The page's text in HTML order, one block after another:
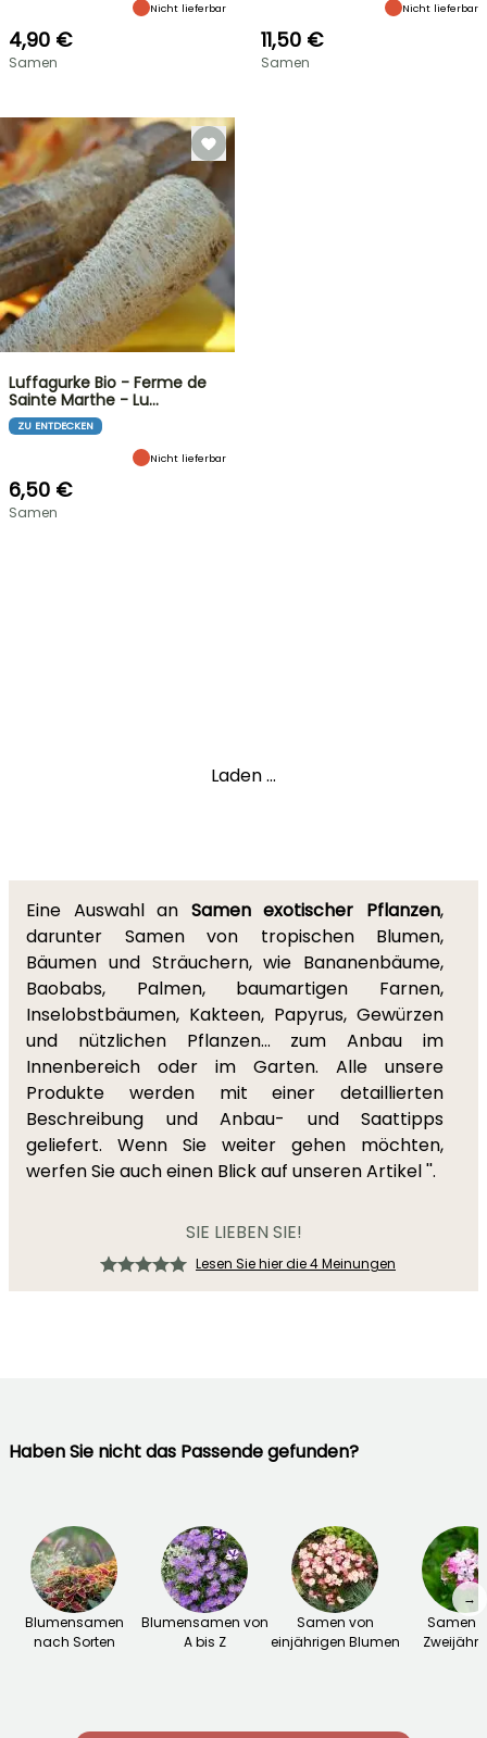
Nicht lieferbar
4,90 €
Samen
Nicht lieferbar
11,50 €
Samen
Luffagurke Bio - Ferme de
Sainte Marthe - Lu…
ZU ENTDECKEN
Nicht lieferbar
6,50 €
Samen
Laden ...
Eine Auswahl an Samen exotischer Pflanzen,
darunter Samen von tropischen Blumen,
Bäumen und Sträuchern, wie Bananenbäume,
Baobabs, Palmen, baumartigen Farnen,
Inselobstbäumen, Kakteen, Papyrus, Gewürzen
und nützlichen Pflanzen... zum Anbau im
Innenbereich oder im Garten. Alle unsere
Produkte werden mit einer detaillierten
Beschreibung und Anbau- und Saattipps
geliefert. Wenn Sie weiter gehen möchten,
werfen Sie auch einen Blick auf unseren Artikel ''.
SIE LIEBEN SIE!
Lesen Sie hier die 4 Meinungen
Haben Sie nicht das Passende gefunden?
Blumensamen
nach Sorten
Blumensamen von
A bis Z
Samen von
einjährigen Blumen
Samen
→